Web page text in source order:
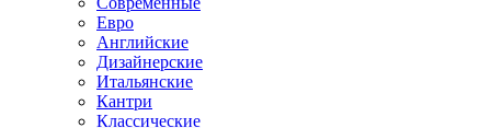
Евро
Английские
Дизайнерские
Итальянские
Кантри
Классические